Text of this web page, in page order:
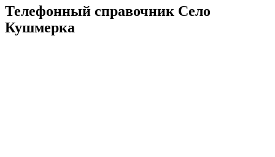
Телефонный справочник Село
Кушмерка